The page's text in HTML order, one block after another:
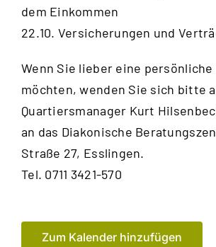
dem Einkommen
22.10. Versicherungen und
Wenn Sie lieber eine
möchten, wenden Sie sich bitte
Quartiersmanager Kurt
an das Diakonische
Straße 27, Esslingen.
Tel. 0711 3421-570
Zum Kalender hinzufügen